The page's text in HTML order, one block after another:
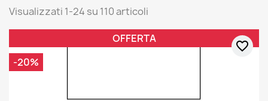
Visualizzati 1-24 su 110 articoli
OFFERTA
-20%
favorite_border